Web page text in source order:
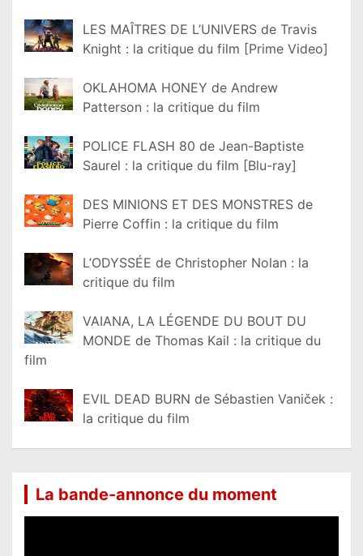
LES MAÎTRES DE L’UNIVERS de Travis
Knight : la critique du film [Prime Video]
OKLAHOMA HONEY de Andrew
Patterson : la critique du film
POLICE FLASH 80 de Jean-Baptiste
Saurel : la critique du film [Blu-ray]
DES MINIONS ET DES MONSTRES de
Pierre Coffin : la critique du film
L’ODYSSÉE de Christopher Nolan : la
critique du film
VAIANA, LA LÉGENDE DU BOUT DU
MONDE de Thomas Kail : la critique du
film
EVIL DEAD BURN de Sébastien Vaniček :
la critique du film
La bande-annonce du moment